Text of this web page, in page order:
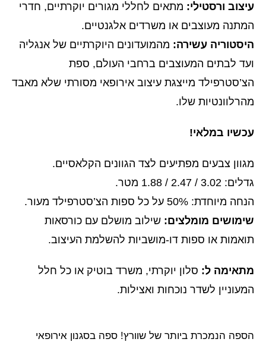
עיצוב ורסטילי: מתאים לחללי מגורים יוקרתיים, חדרי
המתנה מעוצבים או משרדים אלגנטיים.
היסטוריה עשירה: מהמועדונים היוקרתיים של אנגליה
ועד לבתים המעוצבים ברחבי העולם, ספת
הצ’סטרפילד מייצגת עיצוב אירופאי מסורתי שלא מאבד
מהרלוונטיות שלו.
עכשיו במלאי!
מגוון צבעים מפתיעים לצד הגוונים הקלאסיים.
גדלים: 3.02 / 2.47 / 1.88 מטר.
הנחה מיוחדת: 50% על כל ספות הצ’סטרפילד מעור.
שימושים מומלצים: שילוב מושלם עם כורסאות
תואמות או ספות דו-מושביות להשלמת העיצוב.
מתאימה ל: סלון יוקרתי, משרד בוטיק או כל חלל
המעוניין לשדר נוכחות ואצילות.
הספה הנמכרת ביותר של שוורץ! ספה בסגנון אירופאי